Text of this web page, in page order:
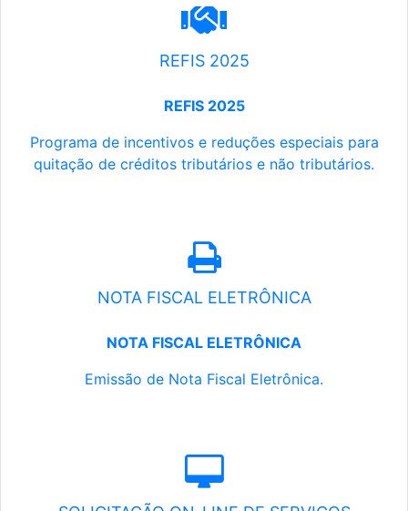
REFIS 2025
REFIS 2025
Programa de incentivos e reduções especiais para
quitação de créditos tributários e não tributários.
NOTA FISCAL ELETRÔNICA
NOTA FISCAL ELETRÔNICA
Emissão de Nota Fiscal Eletrônica.